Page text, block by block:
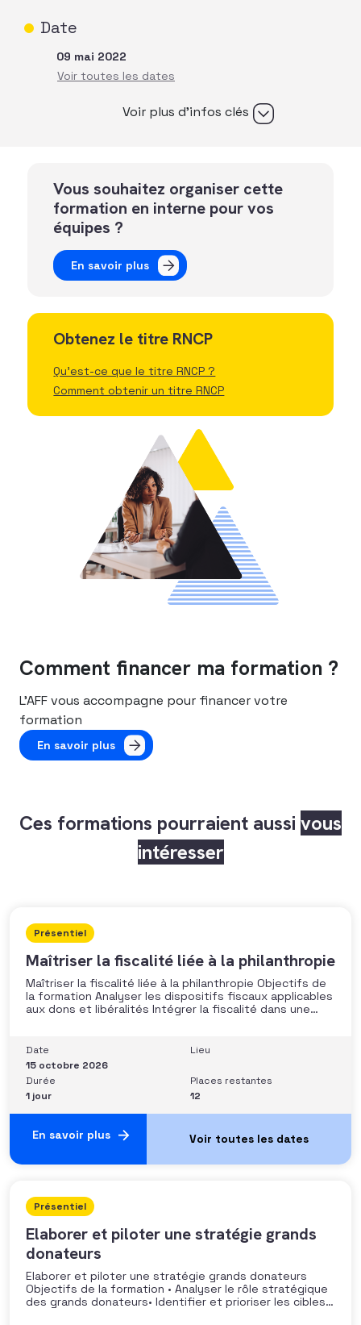
Date
09 mai 2022
Voir plus d’infos clés
Vous souhaitez organiser cette
formation en interne pour vos
équipes ?
En savoir plus
Obtenez le titre RNCP
Qu'est-ce que le titre RNCP ?
Comment obtenir un titre RNCP
Comment financer ma formation ?
L’AFF vous accompagne pour financer votre
formation
En savoir plus
Ces formations pourraient aussi vous
intéresser
Présentiel
Maîtriser la fiscalité liée à la philanthropie
Maîtriser la fiscalité liée à la philanthropie Objectifs de
la formation Analyser les dispositifs fiscaux applicables
aux dons et libéralités Intégrer la fiscalité dans une
situations nécessitant un arbitrage juridique
Compétences et aptitudes Comprendre les régimes
Date
15 octobre 2026
Lieu
Durée
1 jour
Places restantes
12
En savoir plus
Présentiel
Elaborer et piloter une stratégie grands
donateurs
Elaborer et piloter une stratégie grands donateurs
Objectifs de la formation • Analyser le rôle stratégique
des grands donateurs• Identifier et prioriser les cibles à